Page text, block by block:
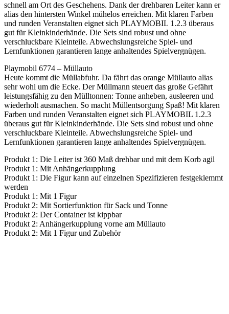
schnell am Ort des Geschehens. Dank der drehbaren Leiter kann er
alias den hintersten Winkel mühelos erreichen. Mit klaren Farben
und runden Veranstalten eignet sich PLAYMOBIL 1.2.3 überaus
gut für Kleinkinderhände. Die Sets sind robust und ohne
verschluckbare Kleinteile. Abwechslungsreiche Spiel- und
Lernfunktionen garantieren lange anhaltendes Spielvergnügen.
Playmobil 6774 – Müllauto
Heute kommt die Müllabfuhr. Da fährt das orange Müllauto alias
sehr wohl um die Ecke. Der Müllmann steuert das große Gefährt
leistungsfähig zu den Mülltonnen: Tonne anheben, ausleeren und
wiederholt ausmachen. So macht Müllentsorgung Spaß! Mit klaren
Farben und runden Veranstalten eignet sich PLAYMOBIL 1.2.3
überaus gut für Kleinkinderhände. Die Sets sind robust und ohne
verschluckbare Kleinteile. Abwechslungsreiche Spiel- und
Lernfunktionen garantieren lange anhaltendes Spielvergnügen.
Produkt 1: Die Leiter ist 360 Maß drehbar und mit dem Korb agil
Produkt 1: Mit Anhängerkupplung
Produkt 1: Die Figur kann auf einzelnen Spezifizieren festgeklemmt
werden
Produkt 1: Mit 1 Figur
Produkt 2: Mit Sortierfunktion für Sack und Tonne
Produkt 2: Der Container ist kippbar
Produkt 2: Anhängerkupplung vorne am Müllauto
Produkt 2: Mit 1 Figur und Zubehör